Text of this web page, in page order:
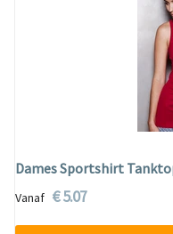
Dames Sportshirt
Vanaf € 5.07